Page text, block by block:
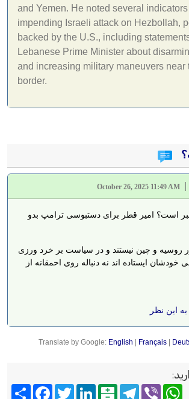
and Yemen. He noted several
impending Israeli attack on Hezbollah,
backed by the U.S., including
Lebanese Prime Minister about
and increasing military maneuvers near
border.
October 26, 2025 11:49 AM
است؟ امیر قطر برای دستبوسی ترامپ بدو
روسیه و چین نیستند و در سیاست بر خرد ورزی
ایستاده اند نه دنباله روی احمقانه از
این نظر
Translate by Google: English | Français|
:
FacebookTwitter
LinkedInBalatarin
TelegramViber
WhatsApp